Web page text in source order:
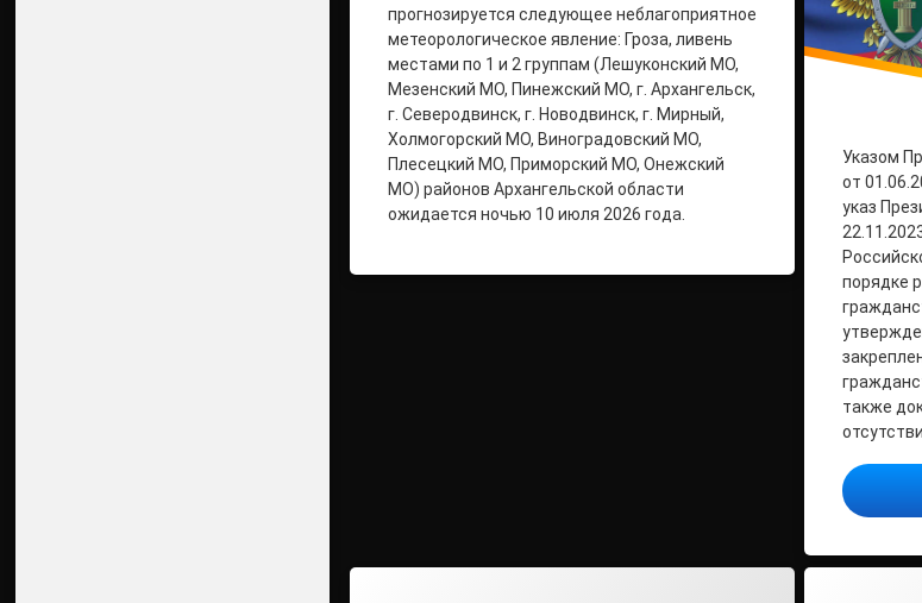
прогнозируется следующее неблагоприятное
метеорологическое явление: Гроза, ливень
местами по 1 и 2 группам (Лешуконский МО,
Мезенский МО, Пинежский МО, г. Архангельск,
г. Северодвинск, г. Новодвинск, г. Мирный,
Холмогорский МО, Виноградовский МО,
Плесецкий МО, Приморский МО, Онежский
МО) районов Архангельской области
ожидается ночью 10 июля 2026 года.
Указом
от
указ
порядке
также